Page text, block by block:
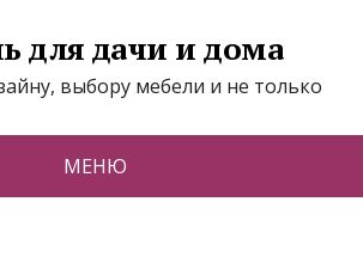
для дачи и дома
выбору мебели и не только
МЕНЮ